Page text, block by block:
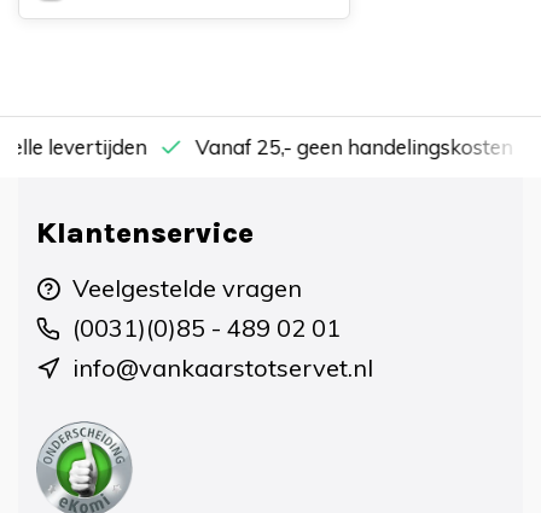
levertijden Vanaf 25,- geen handelingskosten
Klantenservice
Veelgestelde vragen
(0031)(0)85 - 489 02 01
info@vankaarstotservet.nl